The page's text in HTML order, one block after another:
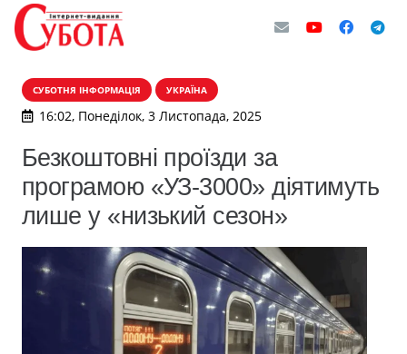
СУБОТНЯ ІНФОРМАЦІЯ УКРАЇНА
16:02, Понеділок, 3 Листопада, 2025
Безкоштовні проїзди за
програмою «УЗ-3000» діятимуть
лише у «низький сезон»